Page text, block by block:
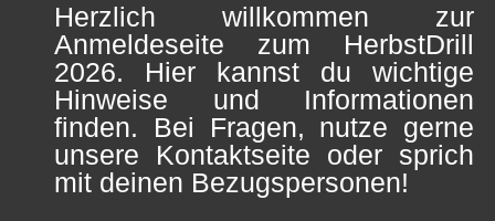
Herzlich willkommen zur
Anmeldeseite zum HerbstDrill
2026. Hier kannst du wichtige
Hinweise und Informationen
finden. Bei Fragen, nutze gerne
unsere Kontaktseite oder sprich
mit deinen Bezugspersonen!